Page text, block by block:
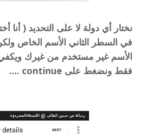
نختار أي دولة لا على التحديد ( أنا
في السطر الثاني الأسم الخاص
الأسم غير مستخدم من غيرك
فقط ونضغط على continue ....